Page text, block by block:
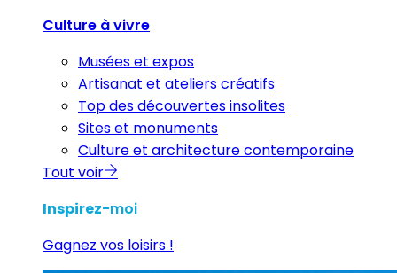
Culture à vivre
Musées et expos
Artisanat et ateliers créatifs
Top des découvertes insolites
Sites et monuments
Culture et architecture contemporaine
Tout voir
Inspirez-moi
Gagnez vos loisirs !